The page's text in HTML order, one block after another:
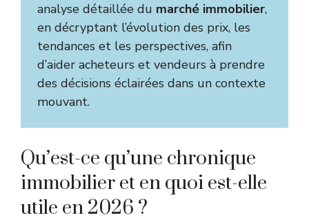
analyse détaillée du marché immobilier,
en décryptant l’évolution des prix, les
tendances et les perspectives, afin
d’aider acheteurs et vendeurs à prendre
des décisions éclairées dans un contexte
mouvant.
Qu’est-ce qu’une chronique
immobilier et en quoi est-elle
utile en 2026 ?